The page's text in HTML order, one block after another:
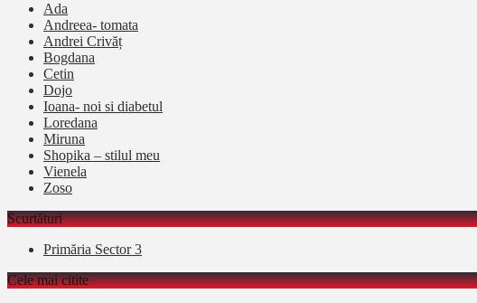
Ada
Andreea- tomata
Andrei Crivăț
Bogdana
Cetin
Dojo
Ioana- noi si diabetul
Loredana
Miruna
Shopika – stilul meu
Vienela
Zoso
Scurtături
Primăria Sector 3
Cele mai citite